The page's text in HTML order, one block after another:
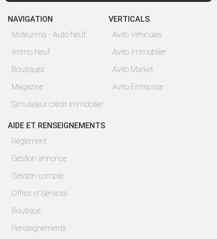
NAVIGATION
Moteur.ma - Auto Neuf
Immo Neuf
Boutiques
Magazine
Simulateur crédit immobilier
VERTICALS
Avito Véhicules
Avito Immobilier
Avito Market
Avito Entreprise
AIDE ET RENSEIGNEMENTS
Règlement
Gestion annonce
Gestion compte
Offres et Services
Boutique
Renseignements